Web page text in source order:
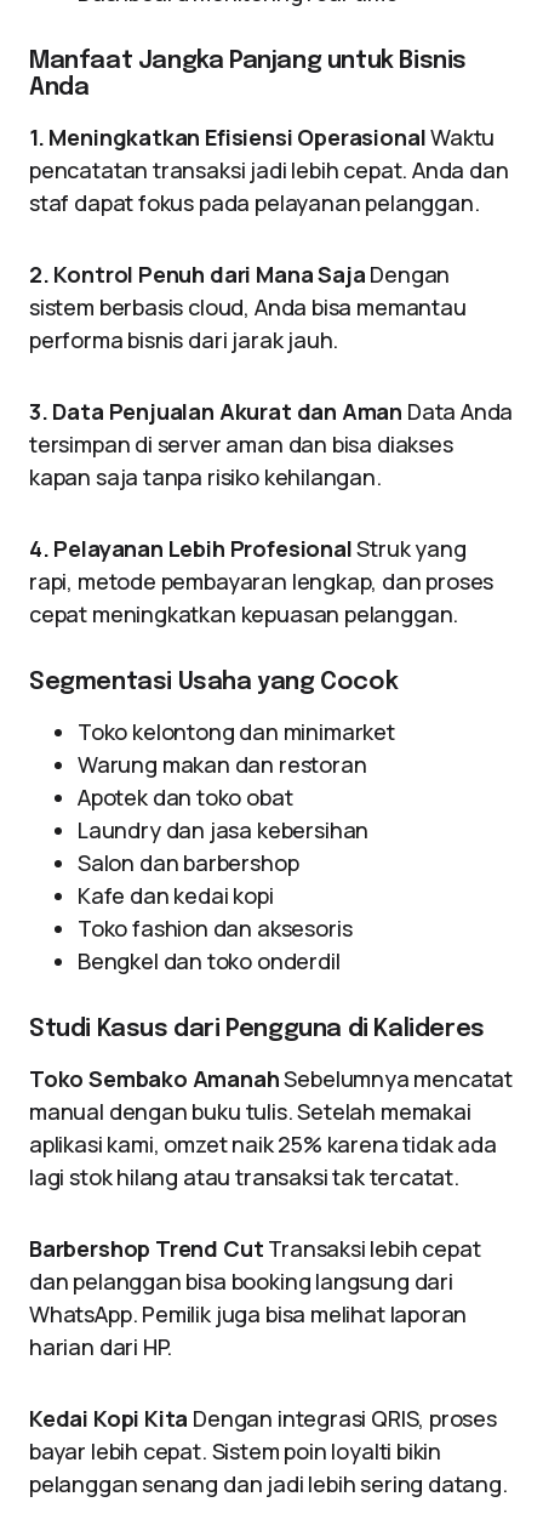
Manfaat Jangka Panjang untuk Bisnis
Anda
1. Meningkatkan Efisiensi OperasionalWaktu
pencatatan transaksi jadi lebih cepat. Anda dan
staf dapat fokus pada pelayanan pelanggan.
2. Kontrol Penuh dari Mana Saja Dengan
sistem berbasis cloud, Anda bisa memantau
performa bisnis dari jarak jauh.
3. Data Penjualan Akurat dan Aman Data Anda
tersimpan di server aman dan bisa diakses
kapan saja tanpa risiko kehilangan.
4. Pelayanan Lebih ProfesionalStruk yang
rapi, metode pembayaran lengkap, dan proses
cepat meningkatkan kepuasan pelanggan.
Segmentasi Usaha yang Cocok
Toko kelontong dan minimarket
Warung makan dan restoran
Apotek dan toko obat
Laundry dan jasa kebersihan
Salon dan barbershop
Kafe dan kedai kopi
Toko fashion dan aksesoris
Bengkel dan toko onderdil
Studi Kasus dari Pengguna di Kalideres
Toko Sembako AmanahSebelumnya mencatat
manual dengan buku tulis. Setelah memakai
aplikasi kami, omzet naik 25% karena tidak ada
lagi stok hilang atau transaksi tak tercatat.
Barbershop Trend Cut Transaksi lebih cepat
dan pelanggan bisa booking langsung dari
WhatsApp. Pemilik juga bisa melihat laporan
harian dari HP.
Kedai Kopi Kita Dengan integrasi QRIS, proses
bayar lebih cepat. Sistem poin loyalti bikin
pelanggan senang dan jadi lebih sering datang.